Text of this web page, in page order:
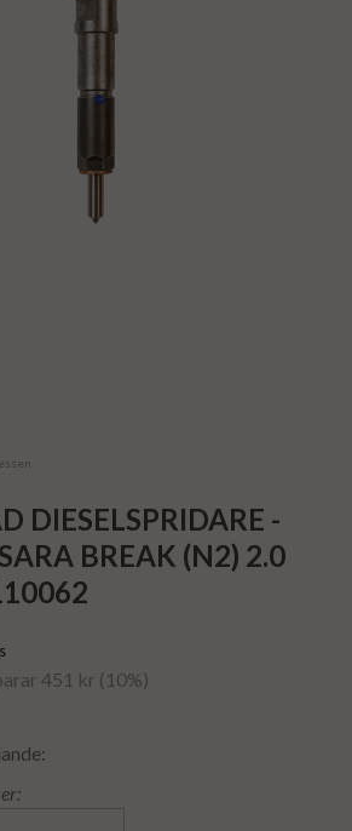
DIESELSPRIDARE -
BREAK (N2) 2.0
451 kr (10%)